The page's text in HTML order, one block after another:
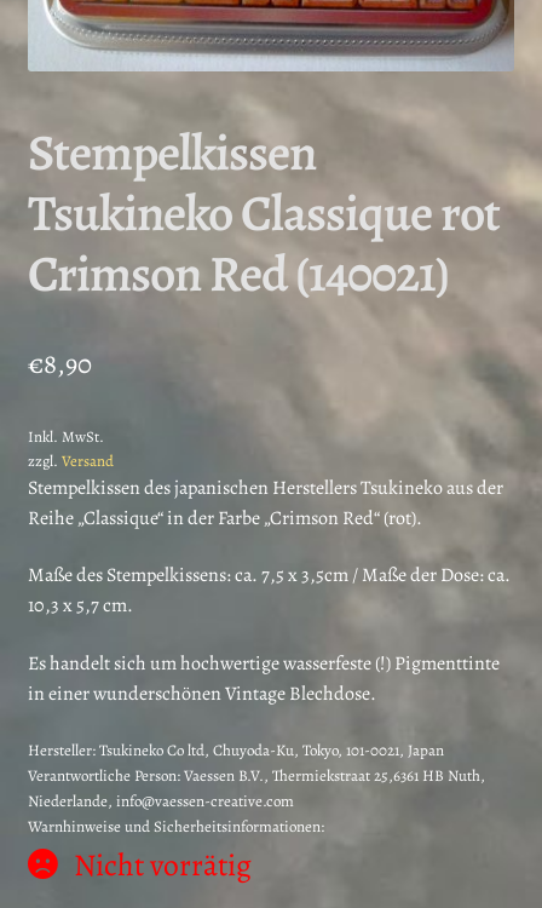
Stempelkissen
Tsukineko Classique rot
Crimson Red (140021)
€8,90
Inkl. MwSt.
zzgl. Versand
Stempelkissen des japanischen Herstellers Tsukineko aus der
Reihe „Classique“ in der Farbe „Crimson Red“ (rot).
Maße des Stempelkissens: ca. 7,5 x 3,5cm / Maße der Dose: ca.
10,3 x 5,7 cm.
Es handelt sich um hochwertige wasserfeste (!) Pigmenttinte
in einer wunderschönen Vintage Blechdose.
Hersteller:Tsukineko Co ltd, Chuyoda-Ku, Tokyo, 101-0021, Japan
Verantwortliche Person:Vaessen B.V., Thermiekstraat 25,6361 HB Nuth,
Niederlande, info@vaessen-creative.com
Warnhinweise und Sicherheitsinformationen:
Nicht vorrätig